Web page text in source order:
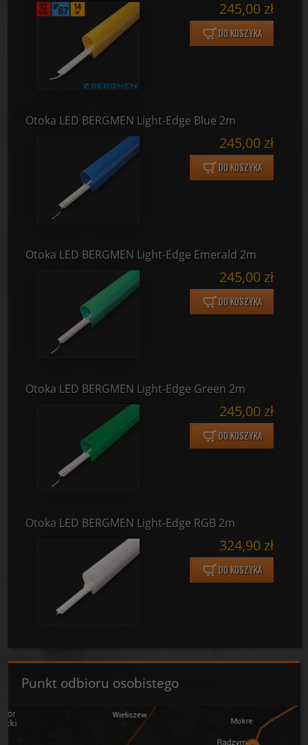
245,00 zł
DO KOSZYKA
Otoka LED BERGMEN Light-Edge Blue 2m
245,00 zł
DO KOSZYKA
Otoka LED BERGMEN Light-Edge Emerald 2m
245,00 zł
DO KOSZYKA
Otoka LED BERGMEN Light-Edge Green 2m
245,00 zł
DO KOSZYKA
Otoka LED BERGMEN Light-Edge RGB 2m
324,90 zł
DO KOSZYKA
Punkt odbioru osobistego